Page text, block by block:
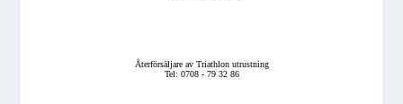
Återförsäljare av Triathlon utrustning
Tel: 0708 - 79 32 86